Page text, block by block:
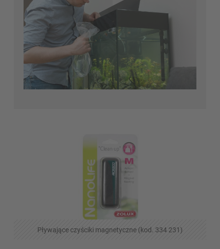
Pływające czyściki magnetyczne (kod. 334 231)